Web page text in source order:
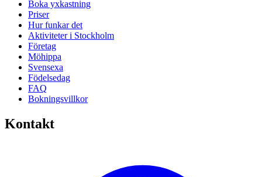
Boka yxkastning
Priser
Hur funkar det
Aktiviteter i Stockholm
Företag
Möhippa
Svensexa
Födelsedag
FAQ
Bokningsvillkor
Kontakt